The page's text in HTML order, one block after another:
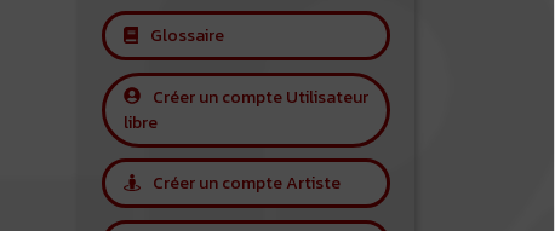
Glossaire
Créer un compte Utilisateur
libre
Créer un compte Artiste